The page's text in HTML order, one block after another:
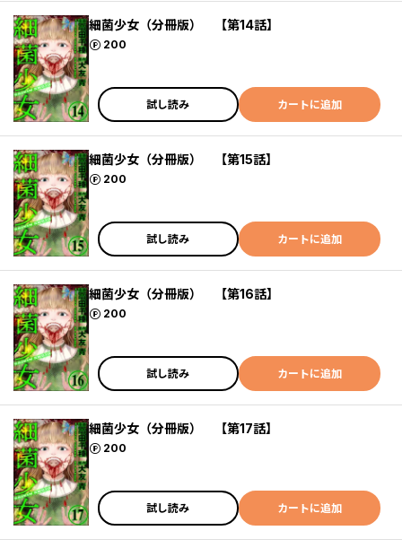
細菌少女（分冊版） 【第14話】
200
ポイント
試し読み カートに追加
細菌少女（分冊版） 【第15話】
200
ポイント
試し読み カートに追加
細菌少女（分冊版） 【第16話】
200
ポイント
試し読み カートに追加
細菌少女（分冊版） 【第17話】
200
ポイント
試し読み カートに追加